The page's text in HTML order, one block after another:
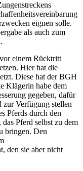
eignen solle.
als auch zum
einem Rücktritt
Hier hat die
Diese hat der BGH
Klägerin habe dem
gegeben, dafür
zur Verfügung stellen
Pferds durch den
Pferd selbst zu dem
bringen. Den
den sie aber nicht